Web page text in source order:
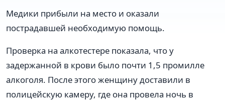
Медики прибыли на место и оказали
пострадавшей необходимую помощь.
Проверка на алкотестере показала, что у
задержанной в крови было почти 1,5 промилле
алкоголя. После этого женщину доставили в
полицейскую камеру, где она провела ночь в